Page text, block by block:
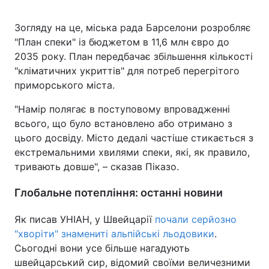
Зогляду на це, міська рада Барселони розробляє
"План спеки" із бюджетом в 11,6 млн євро до
2035 року. План передбачає збільшення кількості
"кліматичних укриттів" для потреб перегрітого
приморського міста.
"Намір полягає в поступовому впровадженні
всього, що було встановлено або отримано з
цього досвіду. Місто дедалі частіше стикається з
екстремальними хвилями спеки, які, як правило,
тривають довше", – сказав Піказо.
Глобальне потепління: останні новини
Як писав УНІАН, у Швейцарії почали серйозно
"хворіти" знамениті альпійські льодовики.
Сьогодні вони усе більше нагадують
швейцарський сир, відомий своїми величезними